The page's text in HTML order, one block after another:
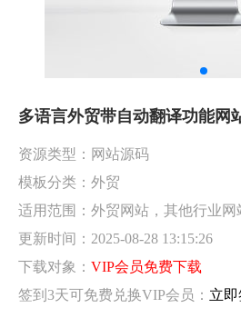
多语言外贸带自动翻译功能网
资源类型：网站源码
模板分类：外贸
适用范围：外贸网站，其他行业网
更新时间：2025-08-28 13:15:26
下载对象： VIP会员免费下载
签到3天可免费兑换VIP会员： 立即